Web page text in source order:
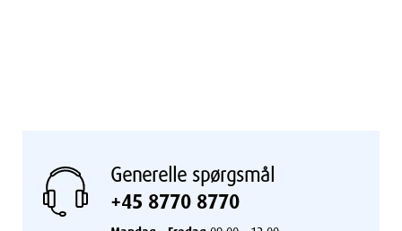
Generelle spørgsmål
+45 8770 8770